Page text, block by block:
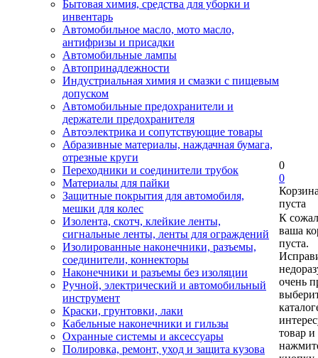
Бытовая химия, средства для уборки и
инвентарь
Автомобильное масло, мото масло,
антифризы и присадки
Автомобильные лампы
Автопринадлежности
Индустриальная химия и смазки с пищевым
допуском
Автомобильные предохранители и
держатели предохранителя
Автоэлектрика и сопутствующие товары
Абразивные материалы, наждачная бумага,
отрезные круги
Переходники и соединители трубок
Материалы для пайки
Защитные покрытия для автомобиля,
мешки для колес
Изолента, скотч, клейкие ленты,
сигнальные ленты, ленты для ограждений
Изолированные наконечники, разъемы,
соединители, коннекторы
Наконечники и разъемы без изоляции
Ручной, электрический и автомобильный
инструмент
Краски, грунтовки, лаки
Кабельные наконечники и гильзы
Охранные системы и аксессуары
Полировка, ремонт, уход и защита кузова
0
0
пуста
К
ваша
пуста.
очень
товар и